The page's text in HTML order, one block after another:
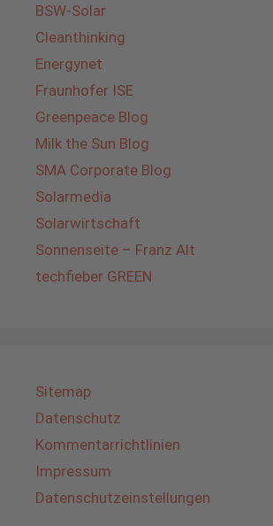
BSW-Solar
Cleanthinking
Energynet
Fraunhofer ISE
Greenpeace Blog
Milk the Sun Blog
SMA Corporate Blog
Solarmedia
Solarwirtschaft
Sonnenseite – Franz Alt
techfieber GREEN
Sitemap
Datenschutz
Kommentarrichtlinien
Impressum
Datenschutzeinstellungen